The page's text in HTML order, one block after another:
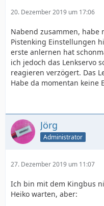
20. Dezember 2019 um 17:06
Nabend zusammen,
Pistenking Einstellungen
erste anlernen hat
ich jedoch das Lenkservo
reagieren verzögert. Das
Habe da momentan keine
Jörg
Administrator
27. Dezember 2019 um 11:07
Ich bin mit dem Kingbus
Heiko warten, aber: